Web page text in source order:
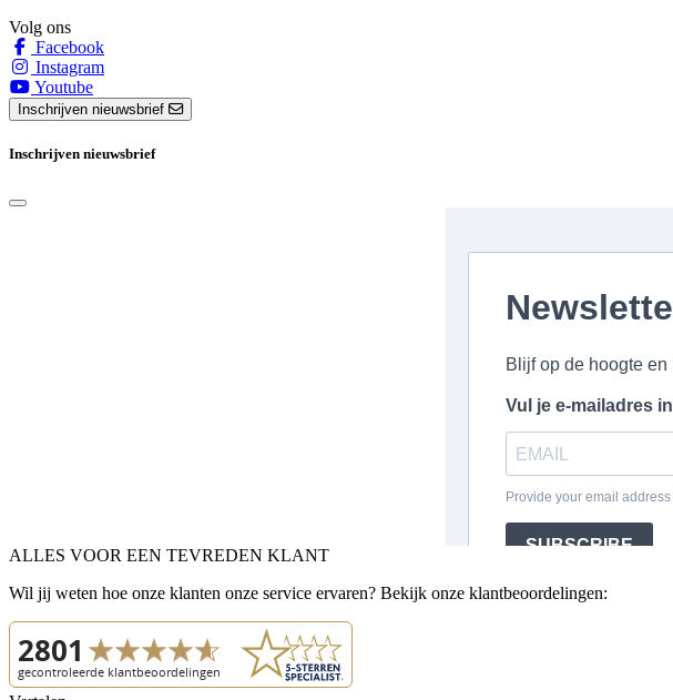
Volg ons
Facebook
Instagram
Youtube
Inschrijven nieuwsbrief
Inschrijven nieuwsbrief
ALLES VOOR EEN TEVREDEN KLANT
Wil jij weten hoe onze klanten onze service ervaren? Bekijk onze klantbeoordelingen: